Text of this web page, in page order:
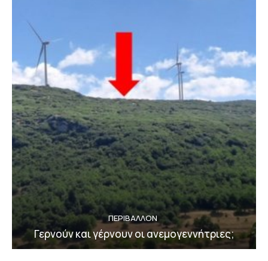
ΠΕΡΙΒΆΛΛΟΝ
Γερνούν και γέρνουν οι ανεμογεννήτριες;